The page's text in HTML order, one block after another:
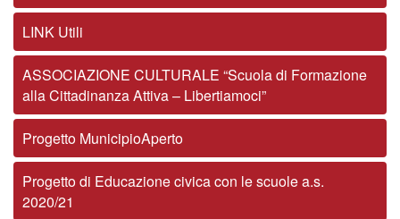
LINK Utili
ASSOCIAZIONE CULTURALE “Scuola di Formazione
alla Cittadinanza Attiva – Libertiamoci”
Progetto MunicipioAperto
Progetto di Educazione civica con le scuole a.s.
2020/21